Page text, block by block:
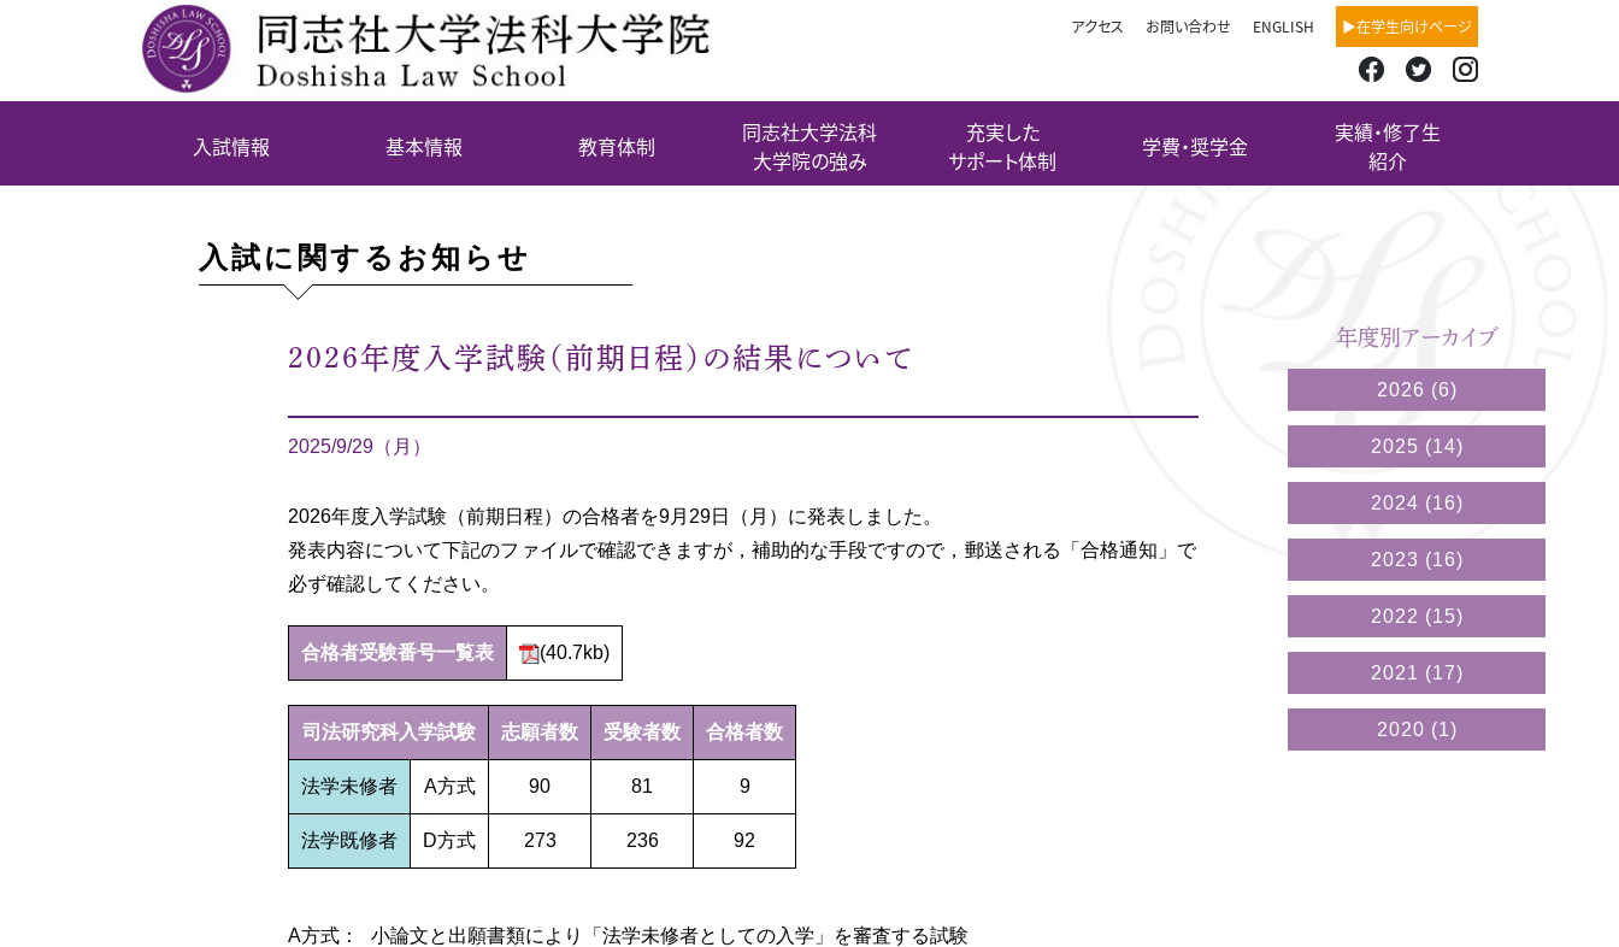
アクセス お問い合わせ ENGLISH ▶在学生向けページ
入試情報 基本情報 教育体制
同志社大学法科
大学院の強み
充実した
サポート体制
学費・奨学金
実績・修了生
紹介
入試に関するお知らせ
2026年度入学試験（前期日程）の結果について
2025/9/29（月）
2026年度入学試験（前期日程）の合格者を9月29日（月）に発表しました。
発表内容について下記のファイルで確認できますが，補助的な手段ですので，郵送される「合格通知」で
必ず確認してください。
合格者受験番号一覧表 (40.7kb)
司法研究科入学試験 志願者数 受験者数 合格者数
法学未修者 A方式 90 81 9
法学既修者 D方式 273 236 92
A方式： 小論文と出願書類により「法学未修者としての入学」を審査する試験
年度別アーカイブ
2026 (6)
2025 (14)
2024 (16)
2023 (16)
2022 (15)
2021 (17)
2020 (1)